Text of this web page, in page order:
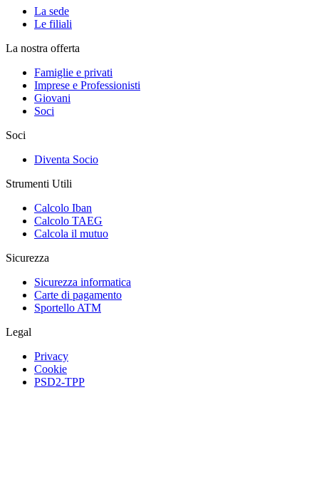
La sede
Le filiali
La nostra offerta
Famiglie e privati
Imprese e Professionisti
Giovani
Soci
Soci
Diventa Socio
Strumenti Utili
Calcolo Iban
Calcolo TAEG
Calcola il mutuo
Sicurezza
Sicurezza informatica
Carte di pagamento
Sportello ATM
Legal
Privacy
Cookie
PSD2-TPP